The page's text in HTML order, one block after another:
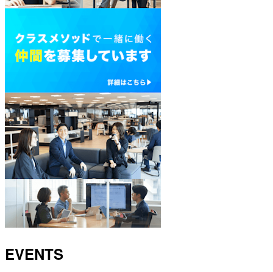
EVENTS